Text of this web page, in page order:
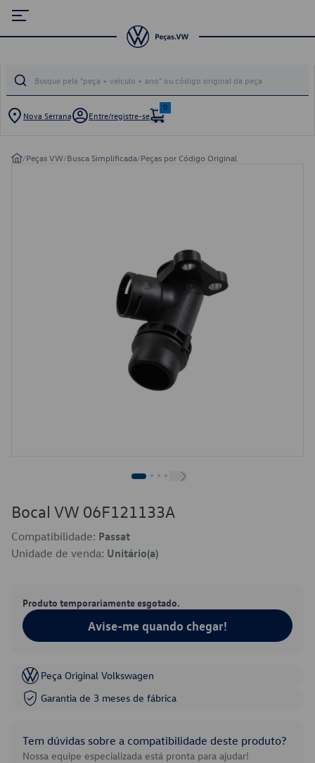
Nova Serrana Entre/registre-se
0
/Peças VW/Busca Simplificada/Peças por Código Original
Bocal VW 06F121133A
Compatibilidade: Passat
Unidade de venda: Unitário(a)
Produto temporariamente esgotado.
Avise-me quando chegar!
Peça Original Volkswagen
Garantia de 3 meses de fábrica
Tem dúvidas sobre a compatibilidade deste produto?
Nossa equipe especializada está pronta para ajudar!